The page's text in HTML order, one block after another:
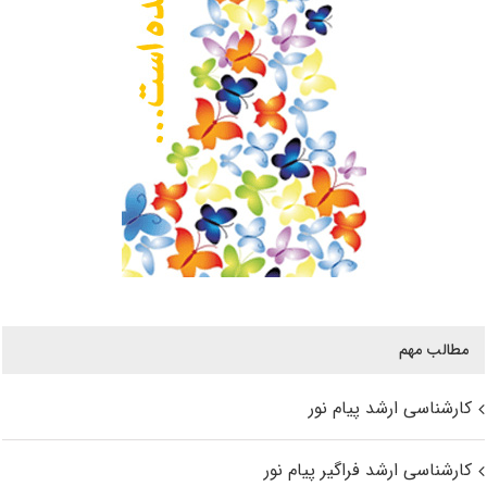
مطالب مهم
کارشناسی ارشد پیام نور
کارشناسی ارشد فراگیر پیام نور